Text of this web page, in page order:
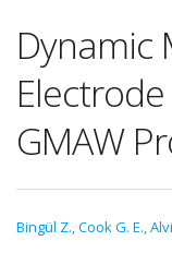
Dynamic
GMAW
Bingül Z.,Cook G. E.,